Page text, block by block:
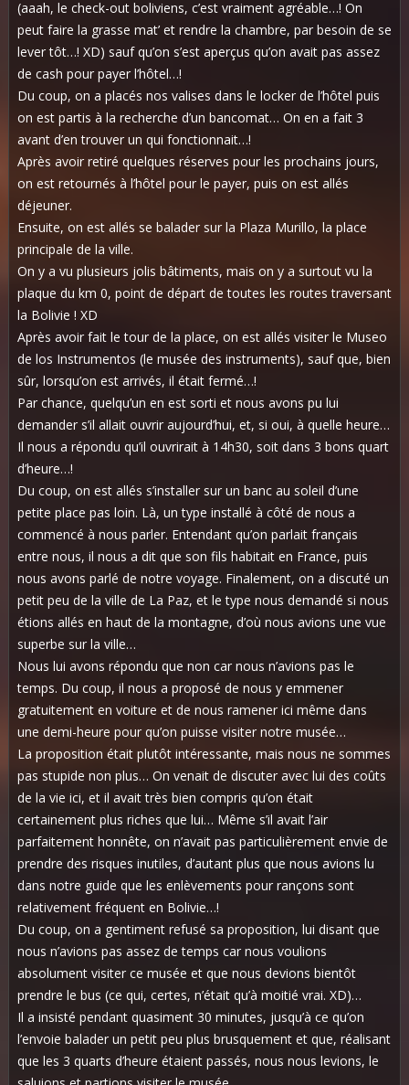
(aaah, le check-out boliviens, c’est vraiment agréable…! On
peut faire la grasse mat’ et rendre la chambre, par besoin de se
lever tôt…! XD) sauf qu’on s’est aperçus qu’on avait pas assez
de cash pour payer l’hôtel…!
Du coup, on a placés nos valises dans le locker de l’hôtel puis
on est partis à la recherche d’un bancomat… On en a fait 3
avant d’en trouver un qui fonctionnait…!
Après avoir retiré quelques réserves pour les prochains jours,
on est retournés à l’hôtel pour le payer, puis on est allés
déjeuner.
Ensuite, on est allés se balader sur la Plaza Murillo, la place
principale de la ville.
On y a vu plusieurs jolis bâtiments, mais on y a surtout vu la
plaque du km 0, point de départ de toutes les routes traversant
la Bolivie ! XD
Après avoir fait le tour de la place, on est allés visiter le Museo
de los Instrumentos (le musée des instruments), sauf que, bien
sûr, lorsqu’on est arrivés, il était fermé…!
Par chance, quelqu’un en est sorti et nous avons pu lui
demander s’il allait ouvrir aujourd’hui, et, si oui, à quelle heure…
Il nous a répondu qu’il ouvrirait à 14h30, soit dans 3 bons quart
d’heure…!
Du coup, on est allés s’installer sur un banc au soleil d’une
petite place pas loin. Là, un type installé à côté de nous a
commencé à nous parler. Entendant qu’on parlait français
entre nous, il nous a dit que son fils habitait en France, puis
nous avons parlé de notre voyage. Finalement, on a discuté un
petit peu de la ville de La Paz, et le type nous demandé si nous
étions allés en haut de la montagne, d’où nous avions une vue
superbe sur la ville…
Nous lui avons répondu que non car nous n’avions pas le
temps. Du coup, il nous a proposé de nous y emmener
gratuitement en voiture et de nous ramener ici même dans
une demi-heure pour qu’on puisse visiter notre musée…
La proposition était plutôt intéressante, mais nous ne sommes
pas stupide non plus… On venait de discuter avec lui des coûts
de la vie ici, et il avait très bien compris qu’on était
certainement plus riches que lui… Même s’il avait l’air
parfaitement honnête, on n’avait pas particulièrement envie de
prendre des risques inutiles, d’autant plus que nous avions lu
dans notre guide que les enlèvements pour rançons sont
relativement fréquent en Bolivie…!
Du coup, on a gentiment refusé sa proposition, lui disant que
nous n’avions pas assez de temps car nous voulions
absolument visiter ce musée et que nous devions bientôt
prendre le bus (ce qui, certes, n’était qu’à moitié vrai. XD)…
Il a insisté pendant quasiment 30 minutes, jusqu’à ce qu’on
l’envoie balader un petit peu plus brusquement et que, réalisant
que les 3 quarts d’heure étaient passés, nous nous levions, le